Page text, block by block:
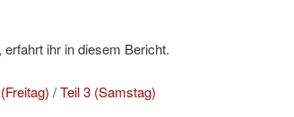
ihr in diesem Bericht.
/Teil 3 (Samstag)